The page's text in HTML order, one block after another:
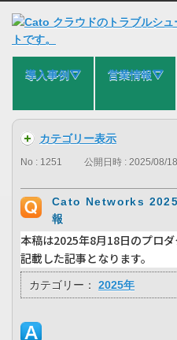
導入事例⛛ 営業情報⛛
カテゴリー表示
No : 1251 公開日時 : 2025/08/
Cato Networks 2025
報
本稿は2025年8月18日のプロ
記載した記事となります。
カテゴリー： 2025年